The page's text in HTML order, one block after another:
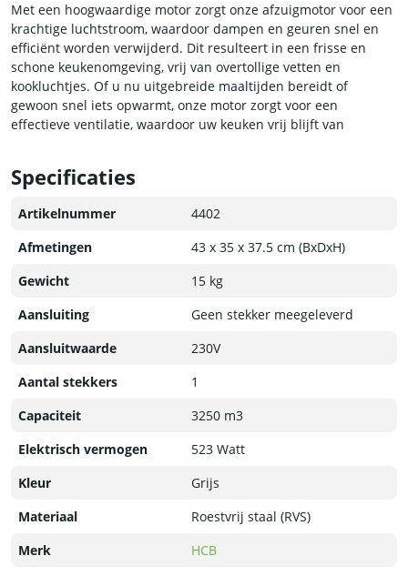
Met een hoogwaardige motor zorgt onze afzuigmotor voor een
krachtige luchtstroom, waardoor dampen en geuren snel en
efficiënt worden verwijderd. Dit resulteert in een frisse en
schone keukenomgeving, vrij van overtollige vetten en
kookluchtjes. Of u nu uitgebreide maaltijden bereidt of
gewoon snel iets opwarmt, onze motor zorgt voor een
effectieve ventilatie, waardoor uw keuken vrij blijft van
De motor is speciaal ontworpen om stil en soepel te werken,
kookervaring. Het robuuste ontwerp zorgt voor duurzaamheid
en betrouwbaarheid, zodat u jarenlang kunt vertrouwen op de
Specificaties
Artikelnummer
4402
Afmetingen
43 x 35 x 37.5 cm (BxDxH)
Gewicht
15 kg
Aansluiting
Geen stekker meegeleverd
Aansluitwaarde
230V
Aantal stekkers
1
Capaciteit
3250 m3
Elektrisch vermogen
523 Watt
Kleur
Grijs
Materiaal
Roestvrij staal (RVS)
Merk
HCB